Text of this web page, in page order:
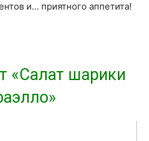
и… приятного аппетита!
«Салат шарики